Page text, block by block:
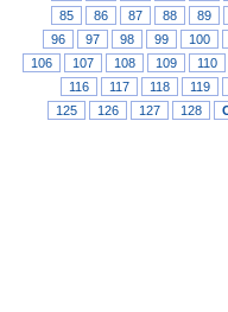
85
86 87 88
89
96
97 98 99
100
106
107 108 109
110
116
117 118
119
125
126 127 128